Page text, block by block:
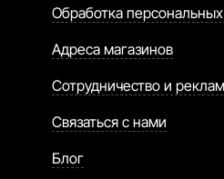
Обработка
Адреса магазинов
Сотрудничество и
Связаться с нами
Блог